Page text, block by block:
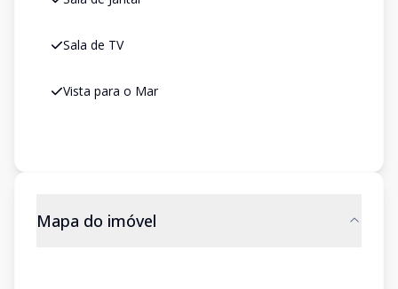
Sala de TV
Vista para o Mar
Mapa do imóvel